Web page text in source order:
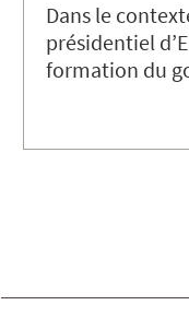
Dans le
présidentiel
formation du